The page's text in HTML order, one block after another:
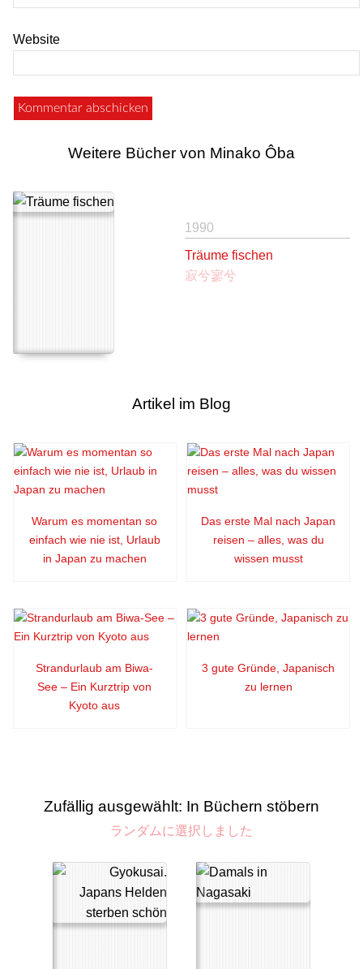
Website
Weitere Bücher von Minako Ôba
1990
Träume fischen
寂兮寥兮
Artikel im Blog
Warum es momentan so
einfach wie nie ist, Urlaub
in Japan zu machen
Das erste Mal nach Japan
reisen – alles, was du
wissen musst
Strandurlaub am Biwa-
See – Ein Kurztrip von
Kyoto aus
3 gute Gründe, Japanisch
zu lernen
Zufällig ausgewählt: In Büchern stöbern
ランダムに選択しました